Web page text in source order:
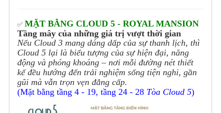
✅MẶT BẰNG CLOUD 5 - ROYAL MANSION
Tầng mây của những giá trị vượt thời gian
Nếu Cloud 3 mang dáng dấp của sự thanh lịch, thì
Cloud 5 lại là biểu tượng của sự hiện đại, năng
động và phóng khoáng – nơi mỗi đường nét thiết
kế đều hướng đến trải nghiệm sống tiện nghi, gần
gũi mà vẫn trọn vẹn đẳng cấp.
(Mặt bằng tầng 4 - 19, tầng 24 - 28 Tòa Cloud 5)